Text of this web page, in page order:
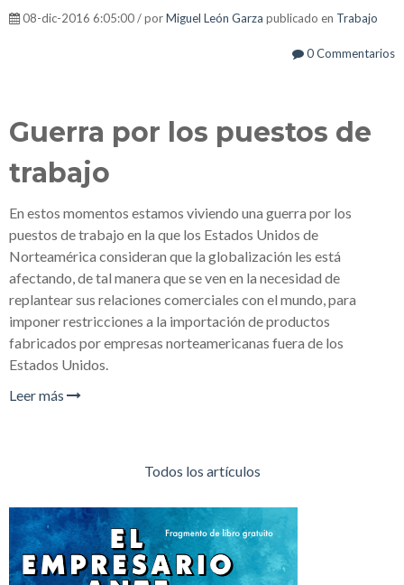
08-dic-2016 6:05:00 / porMiguel León Garza publicado en Trabajo
0 Commentarios
Guerra por los puestos de
trabajo
En estos momentos estamos viviendo una guerra por los
puestos de trabajo en la que los Estados Unidos de
Norteamérica consideran que la globalización les está
afectando, de tal manera que se ven en la necesidad de
replantear sus relaciones comerciales con el mundo, para
imponer restricciones a la importación de productos
fabricados por empresas norteamericanas fuera de los
Estados Unidos.
Leer más
Todos los artículos